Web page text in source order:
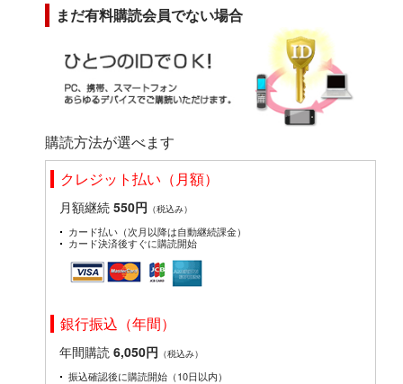
まだ有料購読会員でない場合
購読方法が選べます
クレジット払い（月額）
月額継続 550円 （税込み）
カード払い（次月以降は自動継続課金）
カード決済後すぐに購読開始
銀行振込（年間）
年間購読 6,050円 （税込み）
振込確認後に購読開始（10日以内）